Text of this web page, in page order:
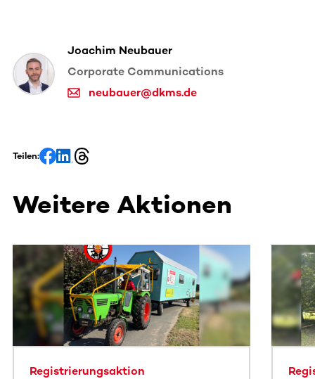
Joachim Neubauer
Corporate Communications
neubauer@dkms.de
Teilen:
Weitere Aktionen
Dieser Bereich enthält horizontal scrollbare Inhalte.
Registrierungsaktion